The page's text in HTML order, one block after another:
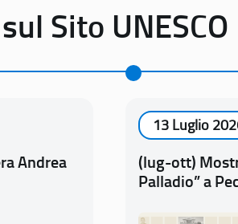
Sito UNESCO
Andrea
13 Luglio
(lug-ott)
Palladio” a